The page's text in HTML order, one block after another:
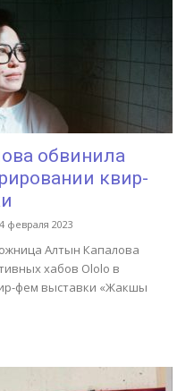
обвинила
квир-
февраля 2023
Алтын Капалова
хабов Ololo в
фем выставки «Жакшы